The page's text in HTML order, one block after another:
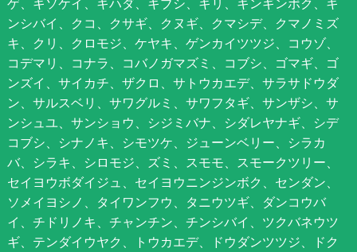
ンシバイ、クコ、クサギ、クヌギ、クマシデ、クマノミズ
キ、クリ、クロモジ、ケヤキ、ゲンカイツツジ、コウゾ、
コデマリ、コナラ、コバノガマズミ、コブシ、ゴマギ、ゴ
ンズイ、サイカチ、ザクロ、サトウカエデ、サラサドウダ
ン、サルスベリ、サワグルミ、サワフタギ、サンザシ、サ
ンシュユ、サンショウ、シジミバナ、シダレヤナギ、シデ
コブシ、シナノキ、シモツケ、ジューンベリー、シラカ
バ、シラキ、シロモジ、ズミ、スモモ、スモークツリー、
セイヨウボダイジュ、セイヨウニンジンボク、センダン、
ソメイヨシノ、タイワンフウ、タニウツギ、ダンコウバ
イ、チドリノキ、チャンチン、チンシバイ、ツクバネウツ
ギ、テンダイウヤク、トウカエデ、ドウダンツツジ、ドク